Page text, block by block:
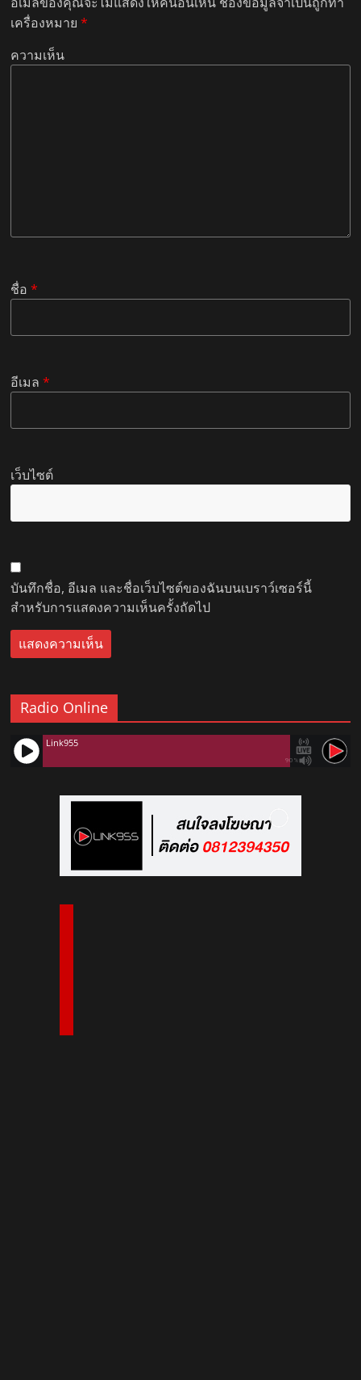
เครื่องหมาย*
ความเห็น
ชื่อ*
อีเมล*
เว็บไซต์
บันทึกชื่อ, อีเมล และชื่อเว็บไซต์ของฉันบนเบราว์เซอร์นี้
สำหรับการแสดงความเห็นครั้งถัดไป
Radio Online
90%
Link955